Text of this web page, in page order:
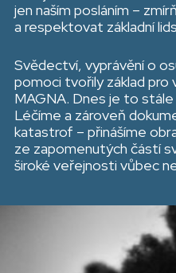
jen naším posláním –
a respektovat základní
Svědectví, vyprávění o
pomoci tvořily základ pro
MAGNA. Dnes je to
Léčíme a zároveň
katastrof – přinášíme
ze zapomenutých částí
široké veřejnosti vůbec